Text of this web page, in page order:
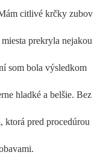
citlivé krčky zubov
prekryla nejakou
som bola výsledkom
hladké a belšie. Bez
ktorá pred procedúrou